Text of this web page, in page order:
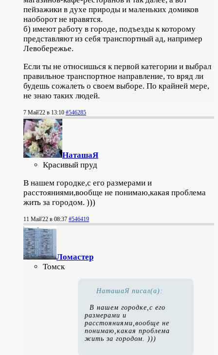
пейзажики в духе природы и маленьких домиков
наоборот не нравятся.
б) имеют работу в городе, подъезды к которому
представляют из себя транспортный ад, например
Левобережье.
Если ты не относишься к первой категории и выбрал
правильное транспортное направление, то вряд ли
будешь сожалеть о своем выборе. По крайней мере,
не знаю таких людей.
7 Май'22 в 13:10 #546285
НаташаЯ
Красивый пруд
В нашем городке,с его размерами и
расстояниями,вообще не понимаю,какая проблема
жить за городом. )))
11 Май'22 в 08:37 #546419
Ломастер
Томск
НаташаЯ писал(а):
В нашем городке,с его
размерами и
расстояниями,вообще не
понимаю,какая проблема
жить за городом. )))